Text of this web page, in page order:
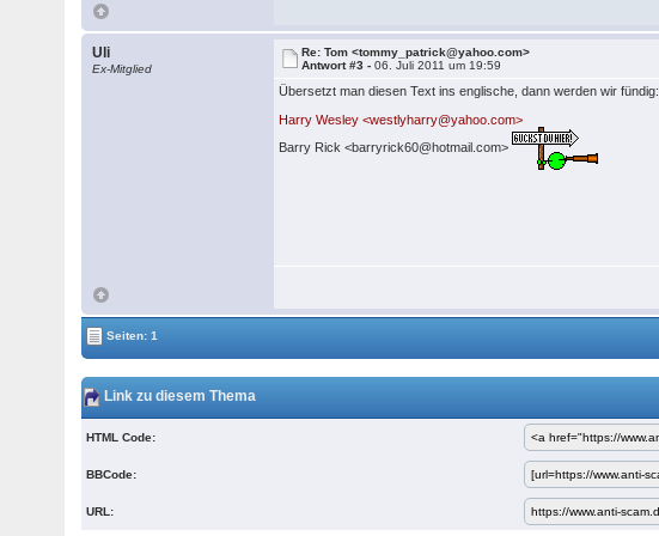
Uli
Ex-Mitglied
Re: Tom <tommy_patrick@yahoo.com>
Antwort #3 -06. Juli 2011 um 19:59
Übersetzt man diesen Text ins englische, dann werden wir fündig:
Harry Wesley <westlyharry@yahoo.com>
Barry Rick <barryrick60@hotmail.com>
Seiten: 1
Link zu diesem Thema
HTML Code:
BBCode:
URL: